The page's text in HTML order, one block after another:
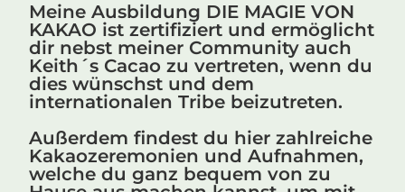
Meine Ausbildung DIE MAGIE VON
KAKAO ist zertifiziert und ermöglicht
dir nebst meiner Community auch
Keith´s Cacao zu vertreten, wenn du
dies wünschst und dem
internationalen Tribe beizutreten.
Außerdem findest du hier zahlreiche
Kakaozeremonien und Aufnahmen,
welche du ganz bequem von zu